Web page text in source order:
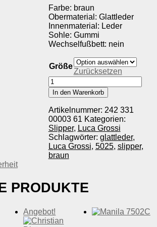
Farbe: braun
Obermaterial: Glattleder
Innenmaterial: Leder
Sohle: Gummi
Wechselfußbett: nein
Größe
Zurücksetzen
Luca
Grossi
5025
Menge
In den Warenkorb
Artikelnummer: 242 331
00003 61 Kategorien:
Slipper, Luca Grossi
Schlagwörter: glattleder,
Luca Grossi, 5025, slipper,
braun
PRODUKTE
Angebot!